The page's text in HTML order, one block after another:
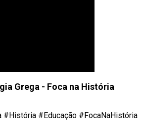
Grega - Foca na História
#História #Educação #FocaNaHistória